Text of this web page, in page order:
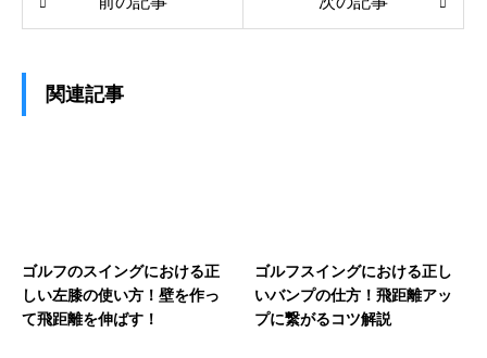
関連記事
ゴルフのスイングにおける正
しい左膝の使い方！壁を作っ
て飛距離を伸ばす！
ゴルフスイングにおける正し
いバンプの仕方！飛距離アッ
プに繋がるコツ解説